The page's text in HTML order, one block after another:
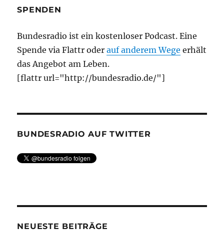
SPENDEN
Bundesradio ist ein kostenloser Podcast. Eine
Spende via Flattr oderauf anderem Wege erhält
das Angebot am Leben.
[flattr url="http://bundesradio.de/"]
BUNDESRADIO AUF TWITTER
NEUESTE BEITRÄGE